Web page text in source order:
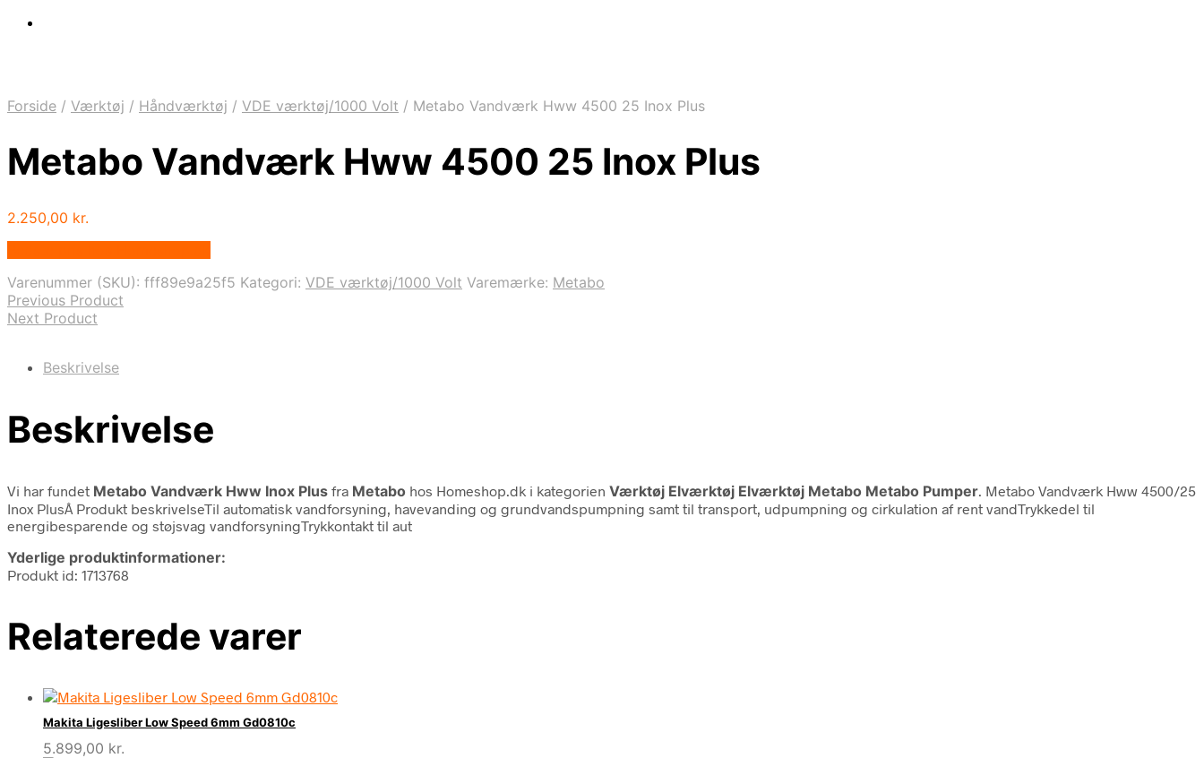
Forside / Værktøj / Håndværktøj / VDE værktøj/1000 Volt / Metabo Vandværk Hww 4500 25 Inox Plus
Metabo Vandværk Hww 4500 25 Inox Plus
2.250,00 kr.
Varenummer (SKU): fff89e9a25f5 Kategori: VDE værktøj/1000 Volt Varemærke: Metabo
Previous Product
Next Product
Beskrivelse
Beskrivelse
Vi har fundet Metabo Vandværk Hww Inox Plus fra Metabo hos Homeshop.dk i kategorien Værktøj Elværktøj Elværktøj Metabo Metabo Pumper . Metabo Vandværk Hww 4500/25
Inox PlusÂ Produkt beskrivelseTil automatisk vandforsyning, havevanding og grundvandspumpning samt til transport, udpumpning og cirkulation af rent vandTrykkedel til
energibesparende og støjsvag vandforsyningTrykkontakt til aut
Yderlige produktinformationer:
Produkt id: 1713768
Relaterede varer
Makita Ligesliber Low Speed 6mm Gd0810c
5.899,00 kr.